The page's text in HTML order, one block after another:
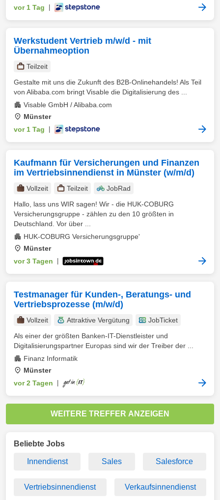
vor 1 Tag
Werkstudent Vertrieb m/w/d - mit
Übernahmeoption
Teilzeit
Gestalte mit uns die Zukunft des B2B-Onlinehandels! Als Teil
von Alibaba.com bringt Visable die Digitalisierung des ...
Visable GmbH / Alibaba.com
Münster
vor 1 Tag
Kaufmann für Versicherungen und Finanzen
im Vertriebsinnendienst in Münster (w/m/d)
Vollzeit Teilzeit
JobRad
Hallo, lass uns WIR sagen! Wir - die HUK-COBURG
Versicherungsgruppe - zählen zu den 10 größten in
Deutschland. Vor über ...
HUK-COBURG Versicherungsgruppe'
Münster
vor 3 Tagen
Testmanager für Kunden-, Beratungs- und
Vertriebsprozesse (m/w/d)
Vollzeit Attraktive Vergütung
JobTicket
Als einer der größten Banken-IT-Dienstleister und
Digitalisierungspartner Europas sind wir der Treiber der ...
Finanz Informatik
Münster
vor 2 Tagen
WEITERE TREFFER ANZEIGEN
Beliebte Jobs
Innendienst Sales Salesforce
Vertriebsinnendienst Verkaufsinnendienst